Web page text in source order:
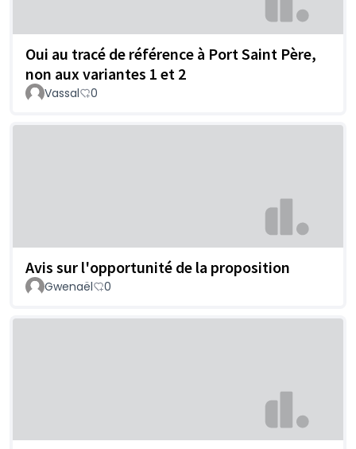
Oui au tracé de référence à Port Saint Père,
non aux variantes 1 et 2
Vassal 0
Avis sur l'opportunité de la proposition
Gwenaël 0